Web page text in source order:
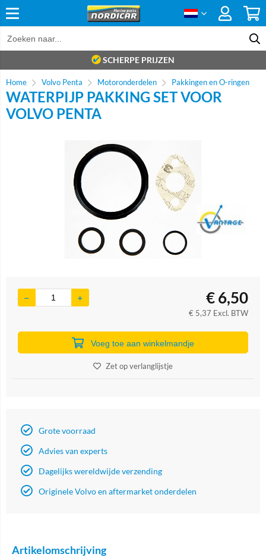
SCHERPE PRIJZEN
Home Volvo Penta Motoronderdelen Pakkingen en O-ringen
WATERPIJP PAKKING SET VOOR
VOLVO PENTA
Brand
€6,50
€ 5,37 Excl. BTW
Voeg toe aan winkelmandje
Zet op verlanglijstje
Grote voorraad
Advies van experts
Dagelijks wereldwijde verzending
Originele Volvo en aftermarket onderdelen
Artikelomschrijving